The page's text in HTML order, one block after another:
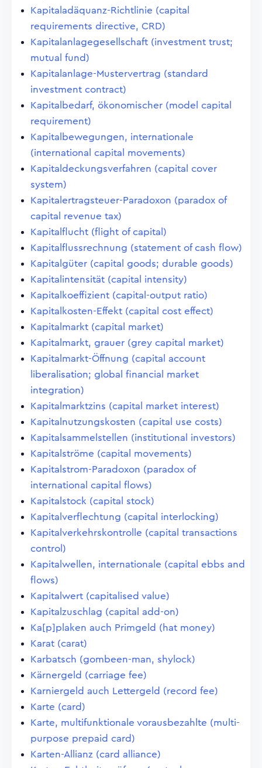
Kapitaladäquanz-Richtlinie (capital
requirements directive, CRD)
Kapitalanlagegesellschaft (investment trust;
mutual fund)
Kapitalanlage-Mustervertrag (standard
investment contract)
Kapitalbedarf, ökonomischer (model capital
requirement)
Kapitalbewegungen, internationale
(international capital movements)
Kapitaldeckungsverfahren (capital cover
system)
Kapitalertragsteuer-Paradoxon (paradox of
capital revenue tax)
Kapitalflucht (flight of capital)
Kapitalflussrechnung (statement of cash flow)
Kapitalgüter (capital goods; durable goods)
Kapitalintensität (capital intensity)
Kapitalkoeffizient (capital-output ratio)
Kapitalkosten-Effekt (capital cost effect)
Kapitalmarkt (capital market)
Kapitalmarkt, grauer (grey capital market)
Kapitalmarkt-Öffnung (capital account
liberalisation; global financial market
integration)
Kapitalmarktzins (capital market interest)
Kapitalnutzungskosten (capital use costs)
Kapitalsammelstellen (institutional investors)
Kapitalströme (capital movements)
Kapitalstrom-Paradoxon (paradox of
international capital flows)
Kapitalstock (capital stock)
Kapitalverflechtung (capital interlocking)
Kapitalverkehrskontrolle (capital transactions
control)
Kapitalwellen, internationale (capital ebbs and
flows)
Kapitalwert (capitalised value)
Kapitalzuschlag (capital add-on)
Ka[p]plaken auch Primgeld (hat money)
Karat (carat)
Karbatsch (gombeen-man, shylock)
Kärnergeld (carriage fee)
Karniergeld auch Lettergeld (record fee)
Karte (card)
Karte, multifunktionale vorausbezahlte (multi-
purpose prepaid card)
Karten-Allianz (card alliance)